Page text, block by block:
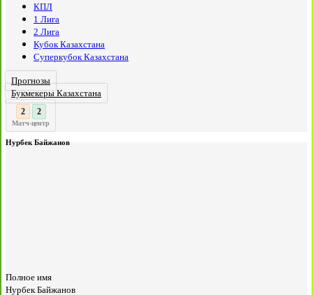
КПЛ
1 Лига
2 Лига
Кубок Казахстана
Суперкубок Казахстана
Прогнозы
Букмекеры Казахстана
3 : 2
Матч-центр
Нурбек Байжанов
Полное имя
Нурбек Байжанов